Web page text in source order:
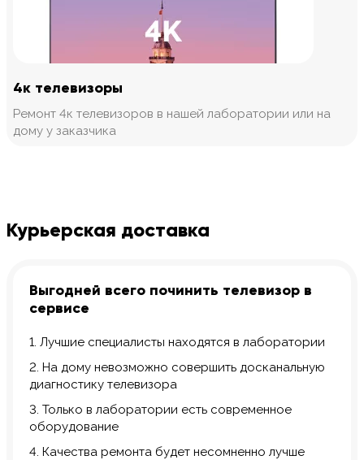
4к телевизоры
Ремонт 4к телевизоров в нашей лаборатории или на
дому у заказчика
Курьерская доставка
Выгодней всего починить телевизор в
сервисе
1. Лучшие специалисты находятся в лаборатории
2. На дому невозможно совершить досканальную
диагностику телевизора
3. Только в лаборатории есть современное
оборудование
4. Качества ремонта будет несомненно лучше